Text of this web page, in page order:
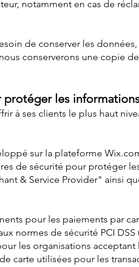
notamment en cas de
de conserver les
conserverons une copie
protéger les
à ses clients le plus haut
sur la plateforme
de sécurité pour protéger
& Service Provider" ainsi
pour les paiements par
normes de sécurité PCI
les organisations
carte utilisées pour les